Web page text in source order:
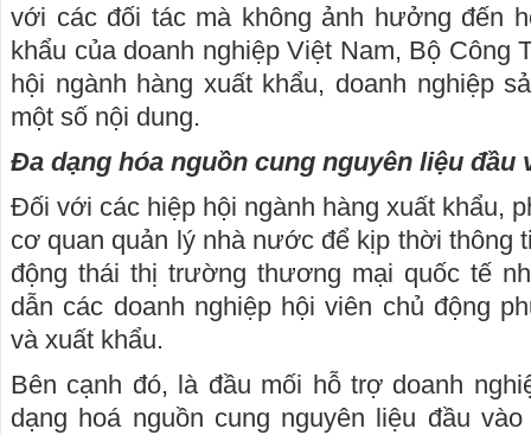
với các đối tác mà không ảnh hưởng đến
khẩu của doanh nghiệp Việt Nam, Bộ Công
hội ngành hàng xuất khẩu, doanh nghiệp
một số nội dung.
Đa dạng hóa nguồn cung nguyên liệu đầu
Đối với các hiệp hội ngành hàng xuất khẩu,
cơ quan quản lý nhà nước để kịp thời thông
động thái thị trường thương mại quốc tế
dẫn các doanh nghiệp hội viên chủ động
và xuất khẩu.
Bên cạnh đó, là đầu mối hỗ trợ doanh
dạng hoá nguồn cung nguyên liệu đầu